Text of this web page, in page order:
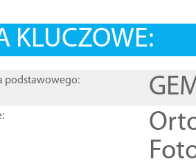
KLUCZOWE:
podstawowego: